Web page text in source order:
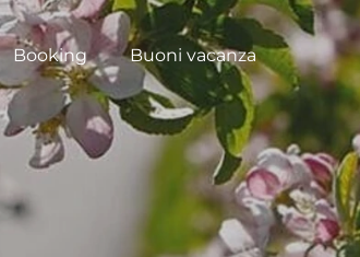
Booking Buoni vacanza